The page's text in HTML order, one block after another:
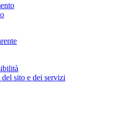
sito e dei servizi